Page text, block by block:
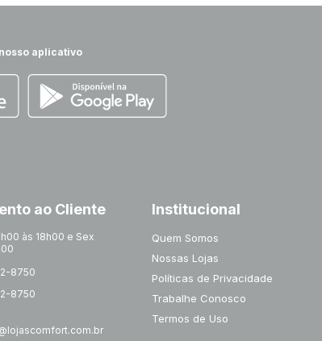
aplicativo
ao Cliente
às 18h00 e Sex
8750
8750
Institucional
Quem Somos
Nossas Lojas
Políticas de Privacidade
Trabalhe Conosco
Termos de Uso